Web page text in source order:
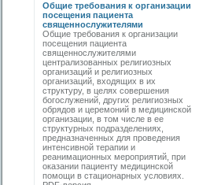
Общие требования к организации
посещения пациента
священнослужителями
Общие требования к организации
посещения пациента
священнослужителями
централизованных религиозных
организаций и религиозных
организаций, входящих в их
структуру, в целях совершения
богослужений, других религиозных
обрядов и церемоний в медицинской
организации, в том числе в ее
структурных подразделениях,
предназначенных для проведения
интенсивной терапии и
реанимационных мероприятий, при
оказании пациенту медицинской
помощи в стационарных условиях.